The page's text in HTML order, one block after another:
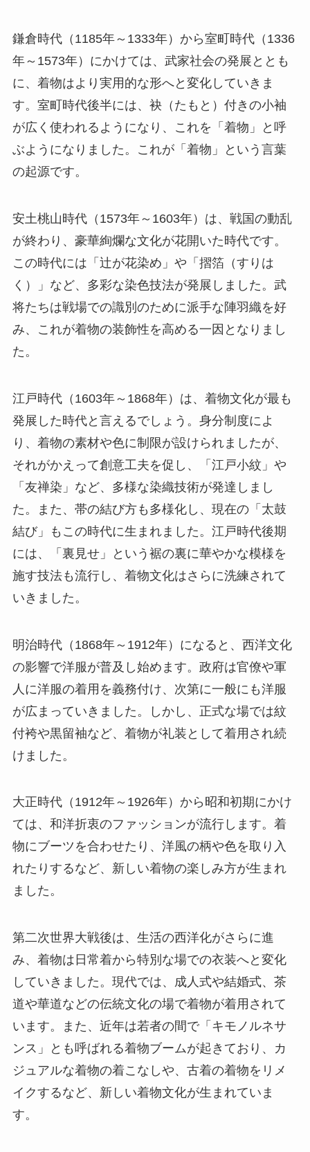
鎌倉時代（1185年～1333年）から室町時代（1336
年～1573年）にかけては、武家社会の発展ととも
に、着物はより実用的な形へと変化していきま
す。室町時代後半には、袂（たもと）付きの小袖
が広く使われるようになり、これを「着物」と呼
ぶようになりました。これが「着物」という言葉
の起源です。
安土桃山時代（1573年～1603年）は、戦国の動乱
が終わり、豪華絢爛な文化が花開いた時代です。
この時代には「辻が花染め」や「摺箔（すりは
く）」など、多彩な染色技法が発展しました。武
将たちは戦場での識別のために派手な陣羽織を好
み、これが着物の装飾性を高める一因となりまし
た。
江戸時代（1603年～1868年）は、着物文化が最も
発展した時代と言えるでしょう。身分制度によ
り、着物の素材や色に制限が設けられましたが、
それがかえって創意工夫を促し、「江戸小紋」や
「友禅染」など、多様な染織技術が発達しまし
た。また、帯の結び方も多様化し、現在の「太鼓
結び」もこの時代に生まれました。江戸時代後期
には、「裏見せ」という裾の裏に華やかな模様を
施す技法も流行し、着物文化はさらに洗練されて
いきました。
明治時代（1868年～1912年）になると、西洋文化
の影響で洋服が普及し始めます。政府は官僚や軍
人に洋服の着用を義務付け、次第に一般にも洋服
が広まっていきました。しかし、正式な場では紋
付袴や黒留袖など、着物が礼装として着用され続
けました。
大正時代（1912年～1926年）から昭和初期にかけ
ては、和洋折衷のファッションが流行します。着
物にブーツを合わせたり、洋風の柄や色を取り入
れたりするなど、新しい着物の楽しみ方が生まれ
ました。
第二次世界大戦後は、生活の西洋化がさらに進
み、着物は日常着から特別な場での衣装へと変化
していきました。現代では、成人式や結婚式、茶
道や華道などの伝統文化の場で着物が着用されて
います。また、近年は若者の間で「キモノルネサ
ンス」とも呼ばれる着物ブームが起きており、カ
ジュアルな着物の着こなしや、古着の着物をリメ
イクするなど、新しい着物文化が生まれていま
す。